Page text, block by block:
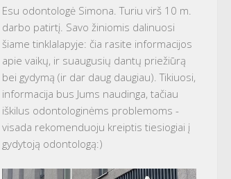
Esu odontologė Simona. Turiu virš 10 m.
darbo patirtį. Savo žiniomis dalinuosi
šiame tinklalapyje: čia rasite informacijos
apie vaikų, ir suaugusių dantų priežiūrą
bei gydymą (ir dar daug daugiau). Tikiuosi,
informacija bus Jums naudinga, tačiau
iškilus odontologinėms problemoms -
visada rekomenduoju kreiptis tiesiogiai į
gydytoją odontologą:)